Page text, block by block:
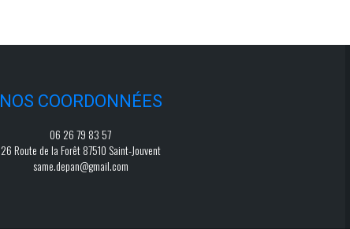
NOS COORDONNÉES
06 26 79 83 57
26 Route de la Forêt 87510 Saint-Jouvent
same.depan@gmail.com